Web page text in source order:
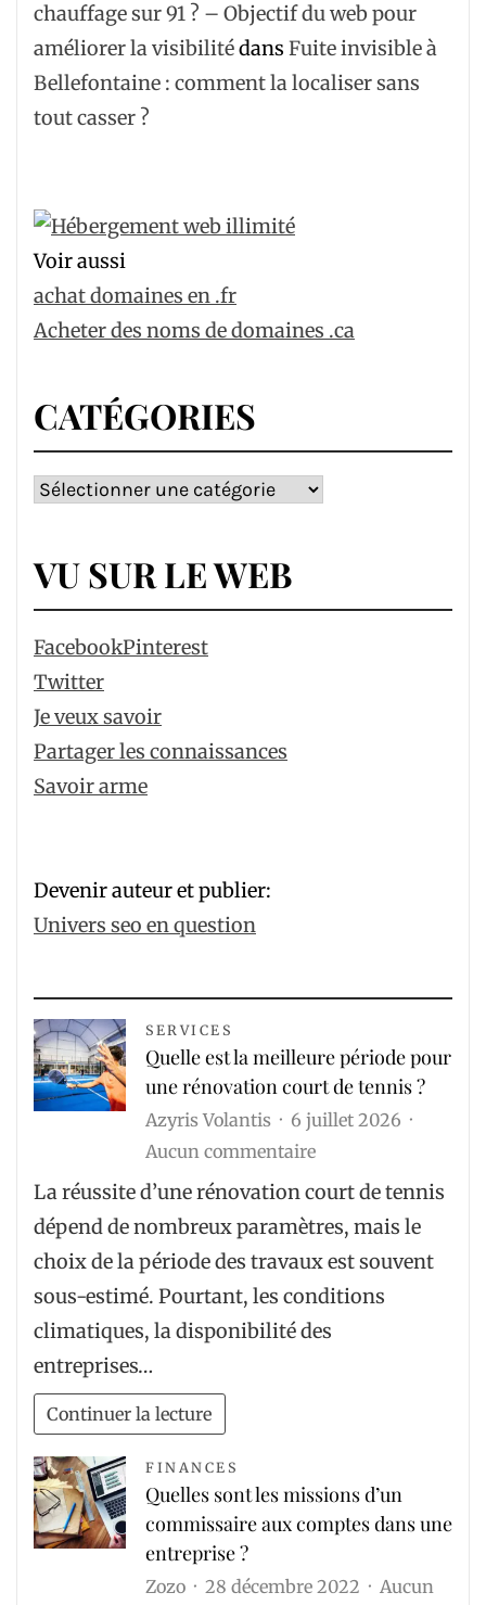
chauffage sur 91 ? – Objectif du web pour
améliorer la visibilitédans Fuite invisible à
Bellefontaine : comment la localiser sans
tout casser ?
Voir aussi
achat domaines en .fr
Acheter des noms de domaines .ca
CATÉGORIES
Catégories
VU SUR LE WEB
FacebookPinterest
Twitter
Je veux savoir
Partager les connaissances
Savoir arme
Devenir auteur et publier:
Univers seo en question
SERVICES
Quelle est la meilleure période pour
une rénovation court de tennis ?
Azyris Volantis
6 juillet 2026
Aucun commentairesur
Quelle
meilleure
période
pour
tennis
?
La réussite d’une rénovation court de tennis
dépend de nombreux paramètres, mais le
choix de la période des travaux est souvent
sous-estimé. Pourtant, les conditions
climatiques, la disponibilité des
entreprises…
Continuer la lecture
FINANCES
Quelles sont les missions d’un
commissaire aux comptes dans une
entreprise ?
Zozo 28 décembre 2022
Aucun